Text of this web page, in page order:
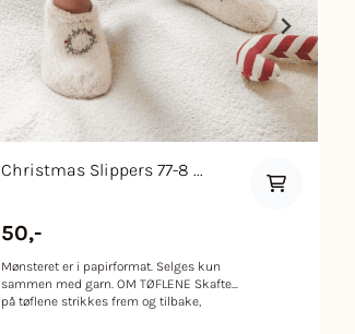
Christmas Slippers 77-8 ...
50,-
Mønsteret er i papirformat. Selges kun
sammen med garn. OM TØFLENE Skaftet
på tøflene strikkes frem og tilbake,